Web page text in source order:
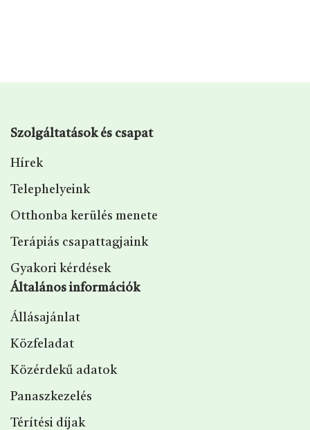
Szolgáltatások és csapat
Hírek
Telephelyeink
Otthonba kerülés menete
Terápiás csapattagjaink
Gyakori kérdések
Általános információk
Állásajánlat
Közfeladat
Közérdekű adatok
Panaszkezelés
Térítési díjak